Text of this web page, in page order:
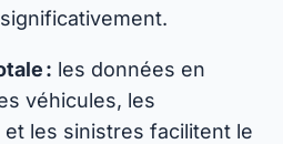
: les données en
véhicules, les
les sinistres facilitent le